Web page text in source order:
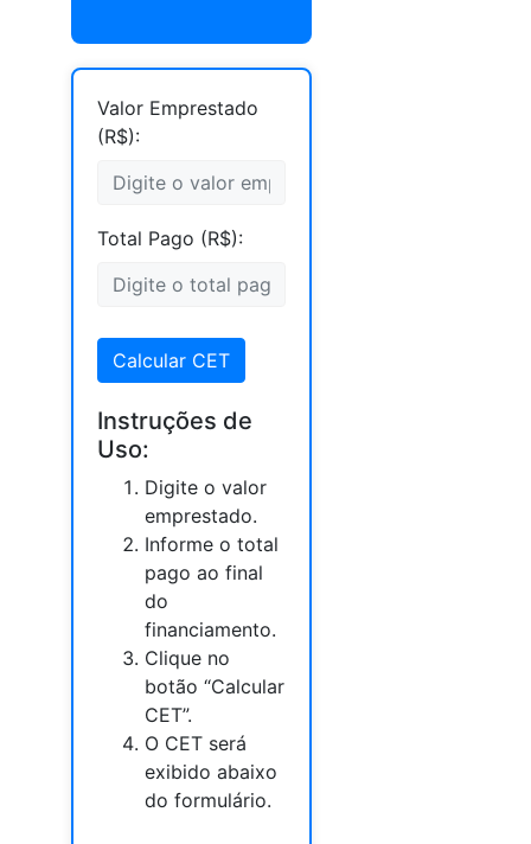
Valor Emprestado
(R$):
Total Pago (R$):
Calcular CET
Instruções de
Uso:
Digite o valor
emprestado.
Informe o total
pago ao final
do
financiamento.
Clique no
botão “Calcular
CET”.
O CET será
exibido abaixo
do formulário.